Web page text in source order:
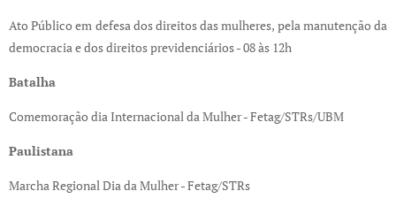
Ato Público em defesa dos direitos das mulheres, pela manutenção da
democracia e dos direitos previdenciários - 08 às 12h
Batalha
Comemoração dia Internacional da Mulher - Fetag/STRs/UBM
Paulistana
Marcha Regional Dia da Mulher - Fetag/STRs